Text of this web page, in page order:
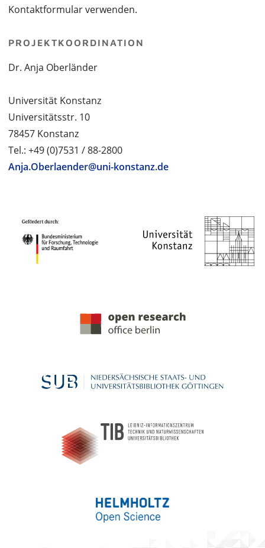
Kontaktformular verwenden.
PROJEKTKOORDINATION
Dr. Anja Oberländer
Universität Konstanz
Universitätsstr. 10
78457 Konstanz
Tel.: +49 (0)7531 / 88-2800
Anja.Oberlaender@uni-konstanz.de